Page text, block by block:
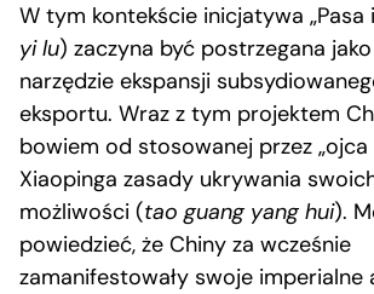
W tym kontekście inicjatywa „Pasa
yi lu) zaczyna być postrzegana
narzędzie ekspansji
eksportu. Wraz z tym projektem
bowiem od stosowanej przez
Xiaopinga zasady ukrywania
możliwości (tao guang yang hui).
powiedzieć, że Chiny za wcześnie
zamanifestowały swoje imperialne